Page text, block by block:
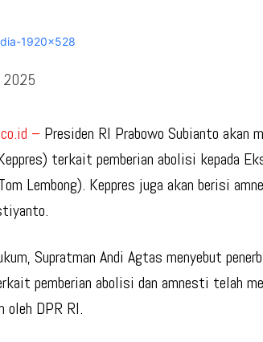
2025
– Presiden RI Prabowo Subianto akan
terkait pemberian abolisi kepada
Lembong). Keppres juga akan berisi
Supratman Andi Agtas menyebut
pemberian abolisi dan amnesti telah
oleh DPR RI.